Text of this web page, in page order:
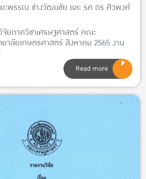
ะพรรณ ช่างวัฒนชัย และ รศ.ดร.ศิวพงศ์
ยภาควิชาเศรษฐศาสตร์ คณะ
าลัยเกษตรศาสตร์ สิงหาคม 2565 งาน
Read more